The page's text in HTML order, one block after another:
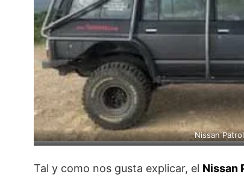
Nissan Patrol
Tal y como nos gusta explicar, el Nissan